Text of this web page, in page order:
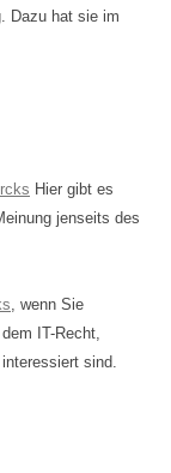
Dazu hat sie im
Hier gibt es
jenseits des
, wenn Sie
IT-Recht,
sind.